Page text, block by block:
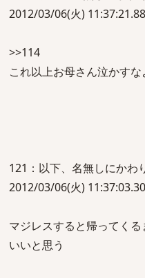
2012/03/06(火)
>>114
これ以上お母さん泣かすな
121：以下、名無しにかわ
2012/03/06(火)
マジレスすると帰ってく
いいと思う